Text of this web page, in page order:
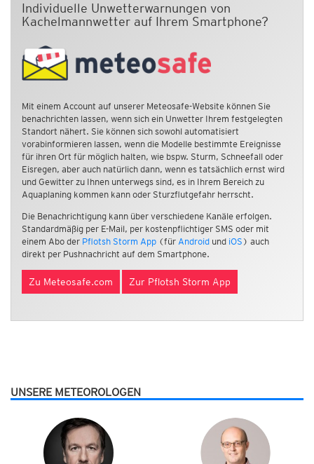
Individuelle Unwetterwarnungen von
Kachelmannwetter auf Ihrem Smartphone?
Mit einem Account auf unserer Meteosafe-Website können Sie
benachrichten lassen, wenn sich ein Unwetter Ihrem festgelegten
Standort nähert. Sie können sich sowohl automatisiert
vorabinformieren lassen, wenn die Modelle bestimmte Ereignisse
für ihren Ort für möglich halten, wie bspw. Sturm, Schneefall oder
Eisregen, aber auch natürlich dann, wenn es tatsächlich ernst wird
und Gewitter zu Ihnen unterwegs sind, es in Ihrem Bereich zu
Aquaplaning kommen kann oder Sturzflutgefahr herrscht.
Die Benachrichtigung kann über verschiedene Kanäle erfolgen.
Standardmäßig per E-Mail, per kostenpflichtiger SMS oder mit
einem Abo der Pflotsh Storm App (für Android und iOS ) auch
direkt per Pushnachricht auf dem Smartphone.
Zu Meteosafe.com Zur Pflotsh Storm App
UNSERE METEOROLOGEN